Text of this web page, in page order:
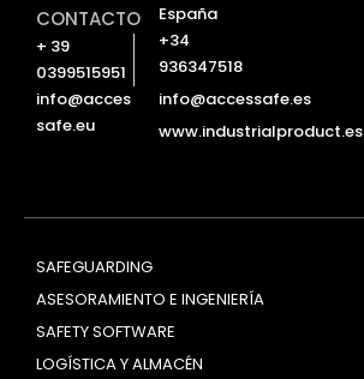
CONTACTO
+ 39
0399515951
info@acces
safe.eu
España
+34
936347518
info@accessafe.es
www.industrialproduct.es
SAFEGUARDING
ASESORAMIENTO E INGENIERÍA
SAFETY SOFTWARE
LOGÍSTICA Y ALMACÉN